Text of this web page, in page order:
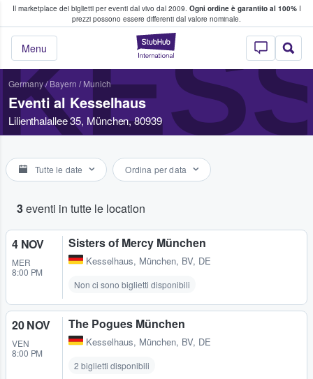
Il marketplace dei biglietti per eventi dal vivo dal 2009. Ogni ordine è garantito al 100%I
prezzi possono essere differenti dal valore nominale.
StubHub - Dove
Menu
fan comprano e vendono biglietti
Germany/Bayern / Munich
Eventi al Kesselhaus
Lilienthalallee 35, München, 80939
Tutte le date Ordina per data
3eventi in tutte le location
4 NOV
MER
8:00 PM
Sisters of Mercy München
Kesselhaus, München, BV, DE
Non ci sono biglietti disponibili
20 NOV
VEN
8:00 PM
The Pogues München
Kesselhaus, München, BV, DE
2 biglietti disponibili